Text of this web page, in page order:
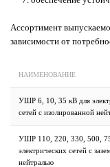
Ассортимент
зависимости от
НАИМЕНОВАНИЕ
УШР 6, 10, 35 кВ для
сетей с изолированной
УШР 110, 220, 330, 500,
электрических сетей с
нейтралью